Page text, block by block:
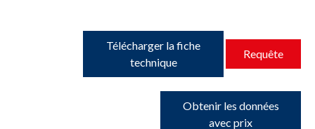
Télécharger la fiche
technique
Requête
Obtenir les données
avec prix